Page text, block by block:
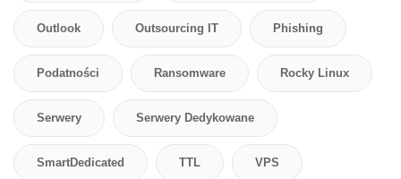
Outlook Outsourcing IT Phishing
Podatności Ransomware Rocky Linux
Serwery Serwery Dedykowane
SmartDedicated TTL VPS